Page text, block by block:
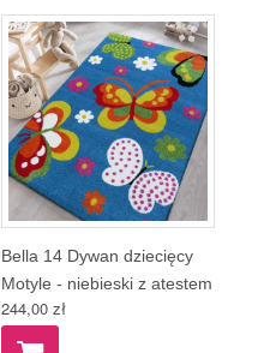
Bella 14 Dywan dziecięcy
Motyle - niebieski z atestem
244,00 zł